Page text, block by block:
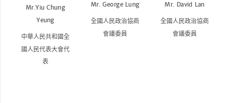
Mr.Yiu Chung
Yeung
中華人民共和國全
國人民代表大會代
表
Mr. George Lung
全國人民政治協商
會議委員
Mr. David Lan
全國人民政治協商
會議委員